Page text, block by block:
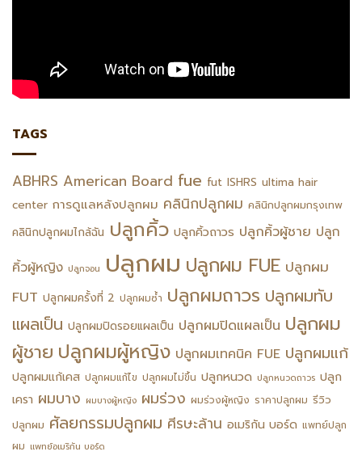
TAGS
ABHRS American Board fue fut ISHRS ultima hair
center การดูแลหลังปลูกผม คลินิกปลูกผม คลินิกปลูกผมกรุงเทพ
คลินิกปลูกผมไกล้ฉัน ปลูกคิ้ว ปลูกคิ้วถาวร ปลูกคิ้วผู้ชาย ปลูก
คิ้วผู้หญิง ปลูกจอน ปลูกผม ปลูกผม FUE ปลูกผม
FUT ปลูกผมครั้งที่ 2 ปลูกผมซ้ำ ปลูกผมถาวร ปลูกผมทับ
แผลเป็น ปลูกผมปิดรอยแผลเป็น ปลูกผมปิดแผลเป็น ปลูกผม
ผู้ชาย ปลูกผมผู้หญิง ปลูกผมเทคนิค FUE ปลูกผมแก้
ปลูกผมแก้เคส ปลูกผมแก้ไข ปลูกผมไม่ขึ้น ปลูกหนวด ปลูกหนวดถาวร ปลูก
เครา ผมบาง ผมบางผู้หญิง ผมร่วง ผมร่วงผู้หญิง ราคาปลูกผม รีวิว
ปลูกผม ศัลยกรรมปลูกผม ศีรษะล้าน อเมริกัน บอร์ด แพทย์ปลูก
ผม แพทย์อเมริกัน บอร์ด